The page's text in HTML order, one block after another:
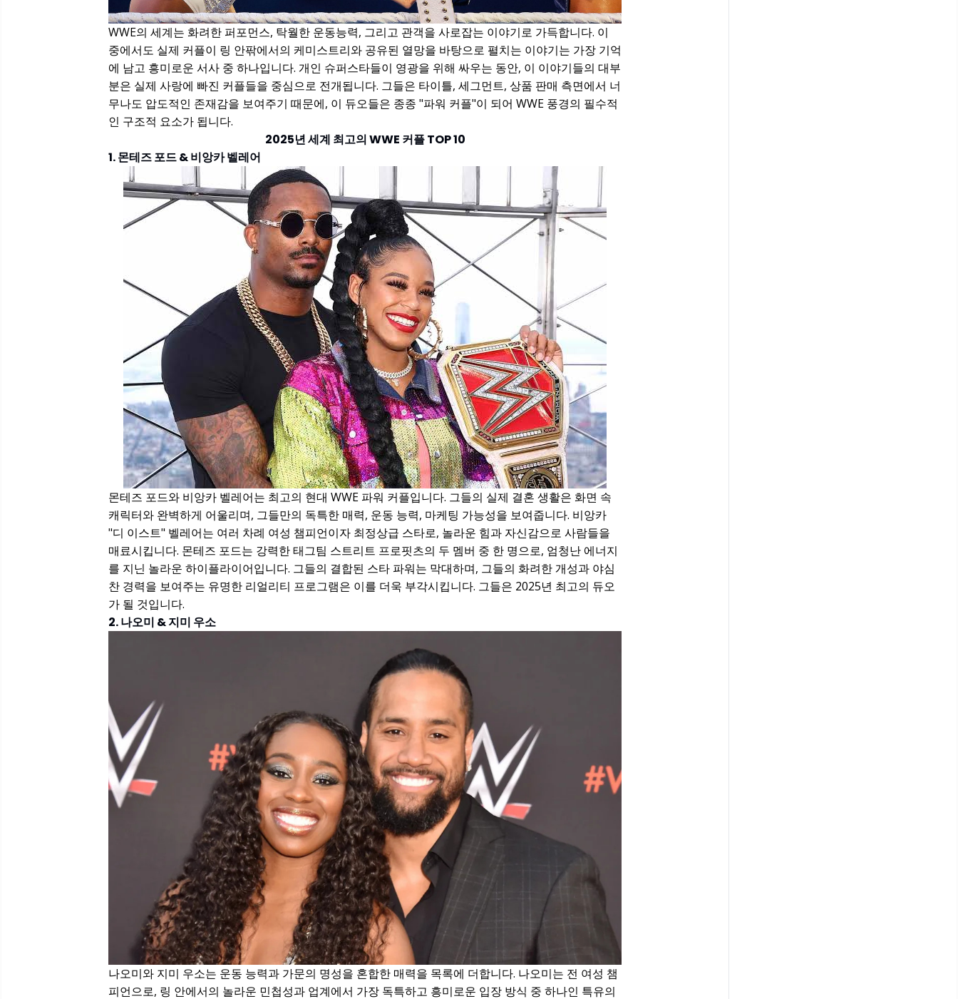
WWE의 세계는 화려한 퍼포먼스, 탁월한 운동능력, 그리고 관객을 사로잡는 이야기로 가득합니다. 이
중에서도 실제 커플이 링 안팎에서의 케미스트리와 공유된 열망을 바탕으로 펼치는 이야기는 가장 기억
에 남고 흥미로운 서사 중 하나입니다. 개인 슈퍼스타들이 영광을 위해 싸우는 동안, 이 이야기들의 대부
분은 실제 사랑에 빠진 커플들을 중심으로 전개됩니다. 그들은 타이틀, 세그먼트, 상품 판매 측면에서 너
무나도 압도적인 존재감을 보여주기 때문에, 이 듀오들은 종종 "파워 커플"이 되어 WWE 풍경의 필수적
인 구조적 요소가 됩니다.
2025년 세계 최고의 WWE 커플 TOP 10
1. 몬테즈 포드 & 비앙카 벨레어
몬테즈 포드와 비앙카 벨레어는 최고의 현대 WWE 파워 커플입니다. 그들의 실제 결혼 생활은 화면 속
캐릭터와 완벽하게 어울리며, 그들만의 독특한 매력, 운동 능력, 마케팅 가능성을 보여줍니다. 비앙카
"디 이스트" 벨레어는 여러 차례 여성 챔피언이자 최정상급 스타로, 놀라운 힘과 자신감으로 사람들을
매료시킵니다. 몬테즈 포드는 강력한 태그팀 스트리트 프로핏츠의 두 멤버 중 한 명으로, 엄청난 에너지
를 지닌 놀라운 하이플라이어입니다. 그들의 결합된 스타 파워는 막대하며, 그들의 화려한 개성과 야심
찬 경력을 보여주는 유명한 리얼리티 프로그램은 이를 더욱 부각시킵니다. 그들은 2025년 최고의 듀오
가 될 것입니다.
2. 나오미 & 지미 우소
나오미와 지미 우소는 운동 능력과 가문의 명성을 혼합한 매력을 목록에 더합니다. 나오미는 전 여성 챔
피언으로, 링 안에서의 놀라운 민첩성과 업계에서 가장 독특하고 흥미로운 입장 방식 중 하나인 특유의